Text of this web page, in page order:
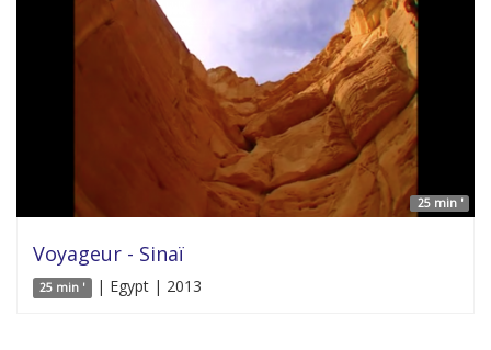
25 min '
Voyageur - Sinaï
25 min ' | Egypt | 2013